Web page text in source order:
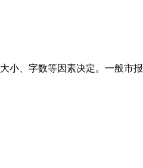
、字数等因素决定。一般市